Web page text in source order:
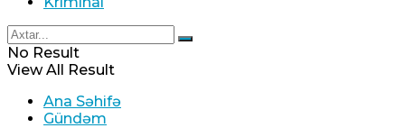
No Result
View All Result
Ana Səhifə
Gündəm